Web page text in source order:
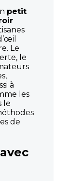
petit
Le
le
à
les
le
de